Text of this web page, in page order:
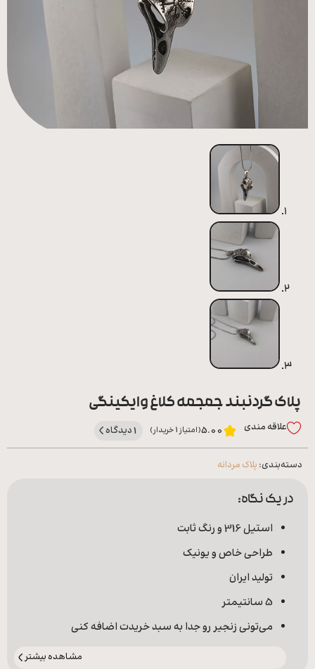
پلاک گردنبند جمجمه کلاغ وایکینگی
علاقه‌ مندی 5.00(امتیاز 1 خریدار) 1 دیدگاه
دسته‌بندی: پلاک مردانه
در یک نگاه:
استیل 316 و رنگ ثابت
طراحی خاص و یونیک
تولید ایران
5 سانتیمتر
می‌تونی زنجیر رو جدا به سبد خریدت اضافه کنی
مشاهده بیشتر